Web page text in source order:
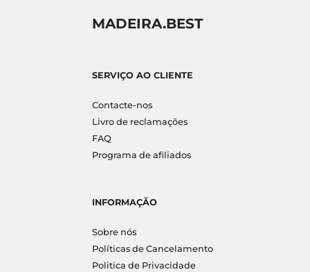
MADEIRA.BEST
SERVIÇO AO CLIENTE
Contacte-nos
Livro de reclamações
FAQ
Programa de afiliados
INFORMAÇÃO
Sobre nós
Políticas de Cancelamento
Politica de Privacidade